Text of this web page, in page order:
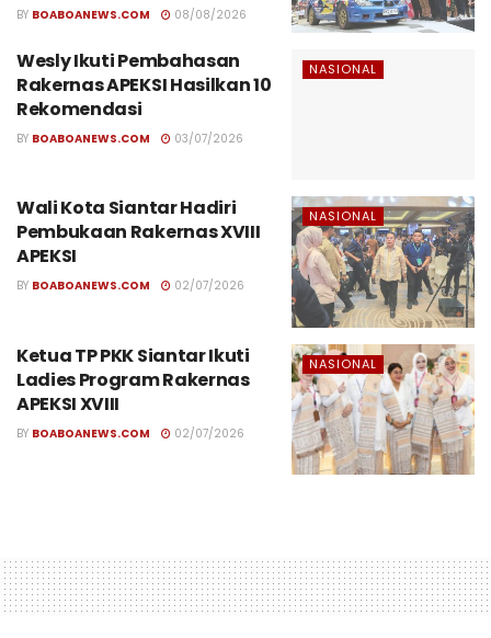
BY BOABOANEWS.COM 08/08/2026
NASIONAL
Wesly Ikuti Pembahasan
Rakernas APEKSI Hasilkan 10
Rekomendasi
BY BOABOANEWS.COM 03/07/2026
NASIONAL
Wali Kota Siantar Hadiri
Pembukaan Rakernas XVIII
APEKSI
BY BOABOANEWS.COM 02/07/2026
NASIONAL
Ketua TP PKK Siantar Ikuti
Ladies Program Rakernas
APEKSI XVIII
BY BOABOANEWS.COM 02/07/2026